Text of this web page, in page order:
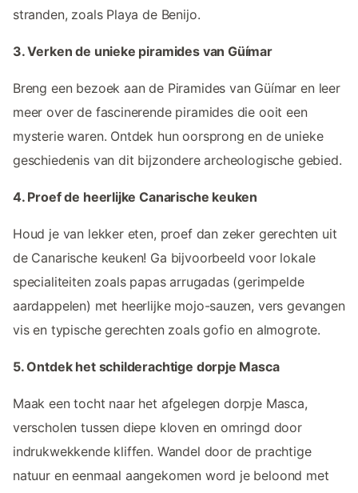
stranden, zoals Playa de Benijo.
3. Verken de unieke piramides van Güímar
Breng een bezoek aan de Piramides van Güímar en leer
meer over de fascinerende piramides die ooit een
mysterie waren. Ontdek hun oorsprong en de unieke
geschiedenis van dit bijzondere archeologische gebied.
4. Proef de heerlijke Canarische keuken
Houd je van lekker eten, proef dan zeker gerechten uit
de Canarische keuken! Ga bijvoorbeeld voor lokale
specialiteiten zoals papas arrugadas (gerimpelde
aardappelen) met heerlijke mojo-sauzen, vers gevangen
vis en typische gerechten zoals gofio en almogrote.
5. Ontdek het schilderachtige dorpje Masca
Maak een tocht naar het afgelegen dorpje Masca,
verscholen tussen diepe kloven en omringd door
indrukwekkende kliffen. Wandel door de prachtige
natuur en eenmaal aangekomen word je beloond met